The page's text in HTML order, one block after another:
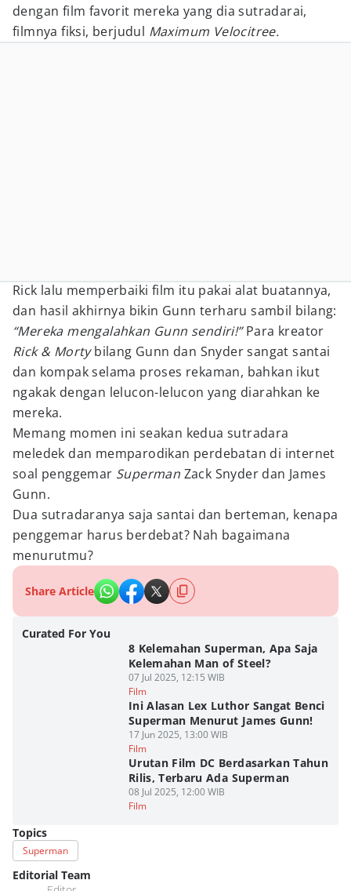
dengan film favorit mereka yang dia sutradarai,
filmnya fiksi, berjudul Maximum Velocitree.
Rick lalu memperbaiki film itu pakai alat buatannya,
dan hasil akhirnya bikin Gunn terharu sambil bilang:
“Mereka mengalahkan Gunn sendiri!”Para kreator
Rick & Mortybilang Gunn dan Snyder sangat santai
dan kompak selama proses rekaman, bahkan ikut
ngakak dengan lelucon-lelucon yang diarahkan ke
mereka.
Memang momen ini seakan kedua sutradara
meledek dan memparodikan perdebatan di internet
soal penggemar Superman Zack Snyder dan James
Gunn.
Dua sutradaranya saja santai dan berteman, kenapa
penggemar harus berdebat? Nah bagaimana
menurutmu?
Share Article
Curated For You
8 Kelemahan Superman, Apa Saja
Kelemahan Man of Steel?
07 Jul 2025, 12:15 WIB
Film
Ini Alasan Lex Luthor Sangat Benci
Superman Menurut James Gunn!
17 Jun 2025, 13:00 WIB
Film
Urutan Film DC Berdasarkan Tahun
Rilis, Terbaru Ada Superman
08 Jul 2025, 12:00 WIB
Film
Topics
Superman
Editorial Team